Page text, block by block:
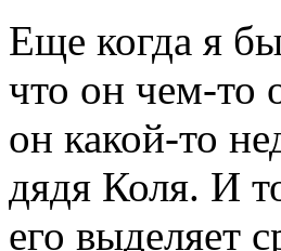
Еще когда я
что он чем-то
он какой-то
дядя Коля. И
его выделяет